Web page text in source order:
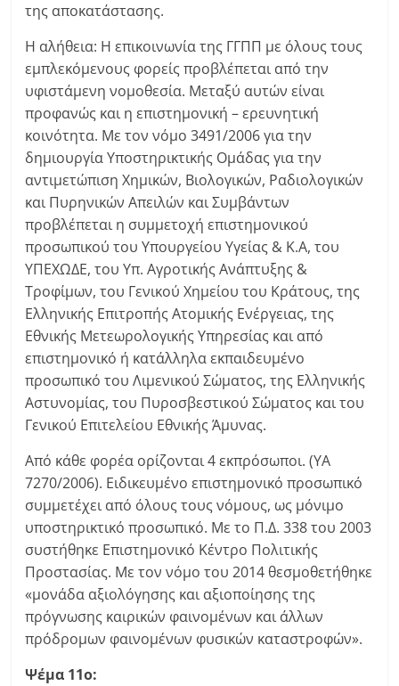
της αποκατάστασης.
Η αλήθεια: Η επικοινωνία της ΓΓΠΠ με όλους τους
εμπλεκόμενους φορείς προβλέπεται από την
υφιστάμενη νομοθεσία. Μεταξύ αυτών είναι
προφανώς και η επιστημονική – ερευνητική
κοινότητα. Με τον νόμο 3491/2006 για την
δημιουργία Υποστηρικτικής Ομάδας για την
αντιμετώπιση Χημικών, Βιολογικών, Ραδιολογικών
και Πυρηνικών Απειλών και Συμβάντων
προβλέπεται η συμμετοχή επιστημονικού
προσωπικού του Υπουργείου Υγείας & Κ.Α, του
ΥΠΕΧΩΔΕ, του Υπ. Αγροτικής Ανάπτυξης &
Τροφίμων, του Γενικού Χημείου του Κράτους, της
Ελληνικής Επιτροπής Ατομικής Ενέργειας, της
Εθνικής Μετεωρολογικής Υπηρεσίας και από
επιστημονικό ή κατάλληλα εκπαιδευμένο
προσωπικό του Λιμενικού Σώματος, της Ελληνικής
Αστυνομίας, του Πυροσβεστικού Σώματος και του
Γενικού Επιτελείου Εθνικής Άμυνας.
Από κάθε φορέα ορίζονται 4 εκπρόσωποι. (ΥΑ
7270/2006). Ειδικευμένο επιστημονικό προσωπικό
συμμετέχει από όλους τους νόμους, ως μόνιμο
υποστηρικτικό προσωπικό. Με το Π.Δ. 338 του 2003
συστήθηκε Επιστημονικό Κέντρο Πολιτικής
Προστασίας. Με τον νόμο του 2014 θεσμοθετήθηκε
«μονάδα αξιολόγησης και αξιοποίησης της
πρόγνωσης καιρικών φαινομένων και άλλων
πρόδρομων φαινομένων φυσικών καταστροφών».
Ψέμα 11ο: